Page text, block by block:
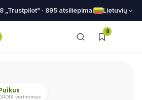
„Trustpilot" · 895 atsiliepimai Lietuvių
0
vertinimas